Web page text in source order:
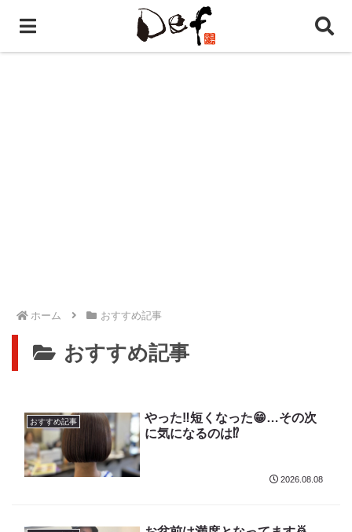
ホーム おすすめ記事
おすすめ記事
おすすめ記事
やった‼️短くなった😁…その次
に気になるのは⁉️
2026.08.08